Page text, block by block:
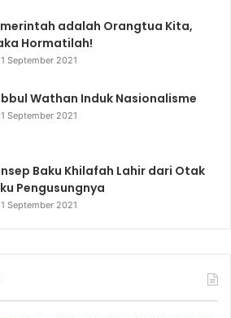
adalah Orangtua Kita,
Hormatilah!
September 2021
Wathan Induk Nasionalisme
September 2021
Baku Khilafah Lahir dari Otak
Pengusungnya
September 2021